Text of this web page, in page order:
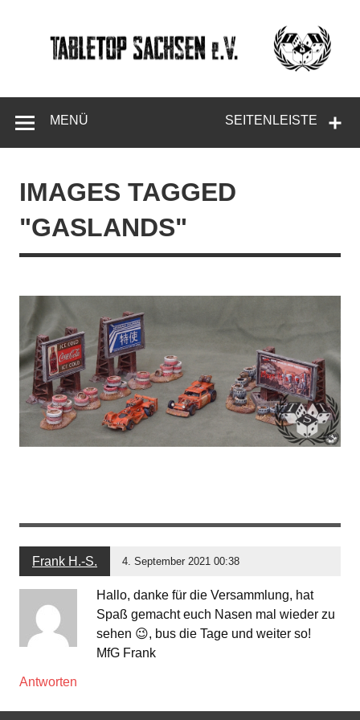
Sachsen
SEITENLEISTE
MENÜ
IMAGES TAGGED
"GASLANDS"
Frank H.-S. 4. September 2021 00:38
Hallo, danke für die Versammlung, hat
Spaß gemacht euch Nasen mal wieder zu
sehen 😉, bus die Tage und weiter so!
MfG Frank
Antworten